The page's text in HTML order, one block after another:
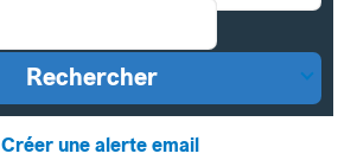
Créer une alerte email